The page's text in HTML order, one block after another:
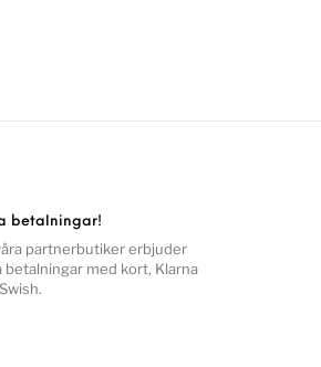
betalningar!
partnerbutiker erbjuder
betalningar med kort, Klarna